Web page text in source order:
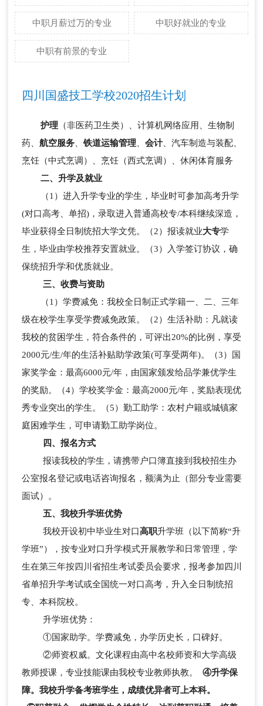
中职月薪过万的专业 中职好就业的专业
中职有前景的专业
四川国盛技工学校2020招生计划
护理（非医药卫生类）、计算机网络应用、生物制
药、 航空服务、 铁道运输管理、 会计、汽车制造与装配、
烹饪（中式烹调）、烹饪（西式烹调）、休闲体育服务
二、升学及就业
（1）进入升学专业的学生，毕业时可参加高考升学
(对口高考、单招)，录取进入普通高校专/本科继续深造，
毕业获得全日制统招大学文凭。（2）报读就业大专学
生，毕业由学校推荐安置就业。（3）入学签订协议，确
保统招升学和优质就业。
三、收费与资助
（1）学费减免：我校全日制正式学籍一、二、三年
级在校学生享受学费减免政策。（2）生活补助：凡就读
我校的贫困学生，符合条件的，可评出20%的比例，享受
2000元/生/年的生活补贴助学政策(可享受两年)。（3）国
家奖学金：最高6000元/年，由国家颁发给品学兼优学生
的奖励。（4）学校奖学金：最高2000元/年，奖励表现优
秀专业突出的学生。（5）勤工助学：农村户籍或城镇家
庭困难学生，可申请勤工助学岗位。
四、报名方式
报读我校的学生，请携带户口簿直接到我校招生办
公室报名登记或电话咨询报名，额满为止（部分专业需要
面试）。
五、我校升学班优势
我校开设初中毕业生对口高职升学班（以下简称“升
学班”），按专业对口升学模式开展教学和日常管理，学
生在第三年按四川省招生考试委员会要求，报考参加四川
省单招升学考试或全国统一对口高考，升入全日制统招
专、本科院校。
升学班优势：
①国家助学。学费减免，办学历史长，口碑好。
②师资权威。文化课程由高中名校师资和大学高级
教师授课，专业技能课由我校专业教师执教。
④升学保
障。我校升学备考班学生，成绩优异者可上本科。